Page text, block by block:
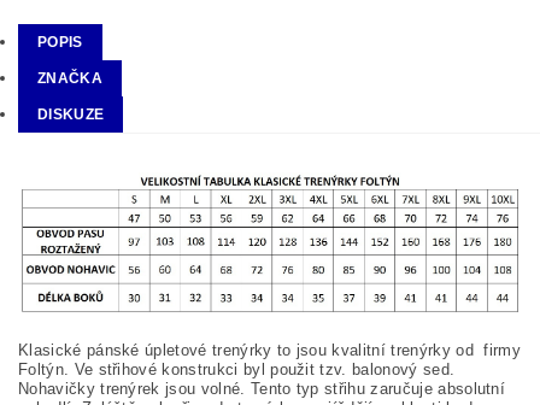
POPIS
ZNAČKA
DISKUZE
Klasické pánské úpletové trenýrky to jsou kvalitní trenýrky od firmy
Foltýn. Ve střihové konstrukci byl použit tzv. balonový sed.
Nohavičky trenýrek jsou volné. Tento typ střihu zaručuje absolutní